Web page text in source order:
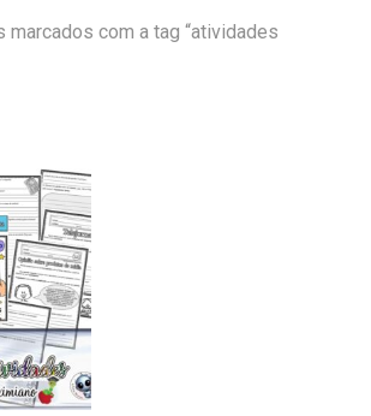
marcados com a tag “atividades